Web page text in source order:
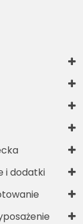
i dodatki